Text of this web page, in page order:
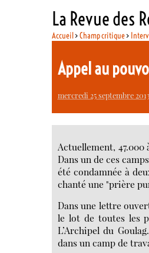
La Revue des
Accueil>Champ critique>
Appel au
mercredi 25 septembre
Actuellement, 47.000
Dans un de ces
été condamnée à
chanté une "prière
Dans une lettre
le lot de toutes les
L’Archipel du
dans un camp de